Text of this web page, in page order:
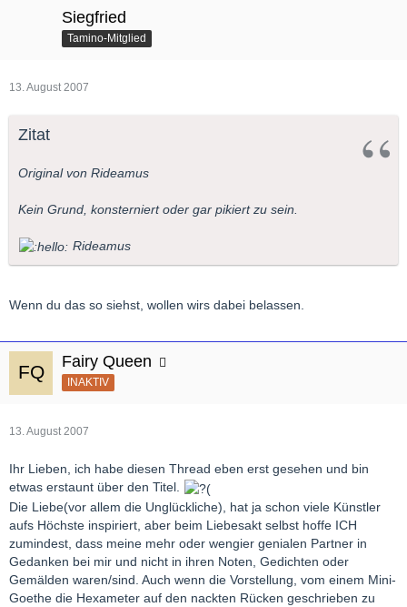
Siegfried
Tamino-Mitglied
13. August 2007
Zitat
Original von Rideamus
Kein Grund, konsterniert oder gar pikiert zu sein.
Rideamus
Wenn du das so siehst, wollen wirs dabei belassen.
Fairy Queen
INAKTIV
13. August 2007
Ihr Lieben, ich habe diesen Thread eben erst gesehen und bin
etwas erstaunt über den Titel.
Die Liebe(vor allem die Unglückliche), hat ja schon viele Künstler
aufs Höchste inspiriert, aber beim Liebesakt selbst hoffe ICH
zumindest, dass meine mehr oder wengier genialen Partner in
Gedanken bei mir und nicht in ihren Noten, Gedichten oder
Gemälden waren/sind. Auch wenn die Vorstellung, vom einem Mini-
Goethe die Hexameter auf den nackten Rücken geschrieben zu